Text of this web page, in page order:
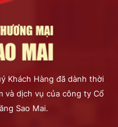
Khách Hàng đã dành thời
và dịch vụ của công ty Cổ
Sao Mai.